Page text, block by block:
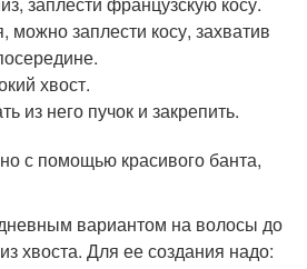
можно заплести косу, захватив
хвост.
из него пучок и закрепить.
с помощью красивого банта,
вариантом на волосы до
хвоста. Для ее создания надо: